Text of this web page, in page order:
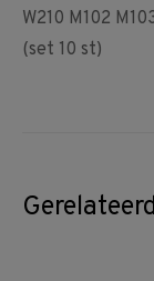
W210 M102
(set 10 st)